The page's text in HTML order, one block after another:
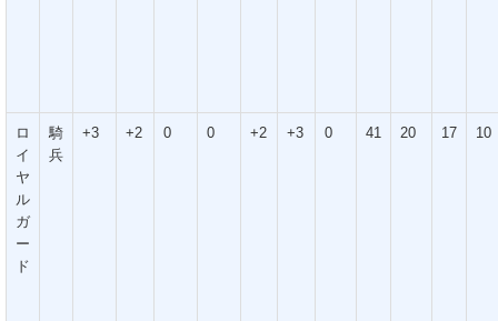
ロ
イ
ヤ
ル
ガ
ー
ド
騎
兵
+3 +2 0 0 +2 +3 0 41 20 17 10